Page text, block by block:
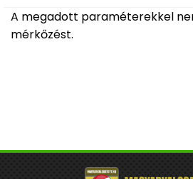
A megadott paraméterekkel
mérkőzést.